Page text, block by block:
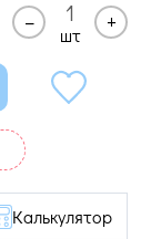
–
шт
+
Калькулятор